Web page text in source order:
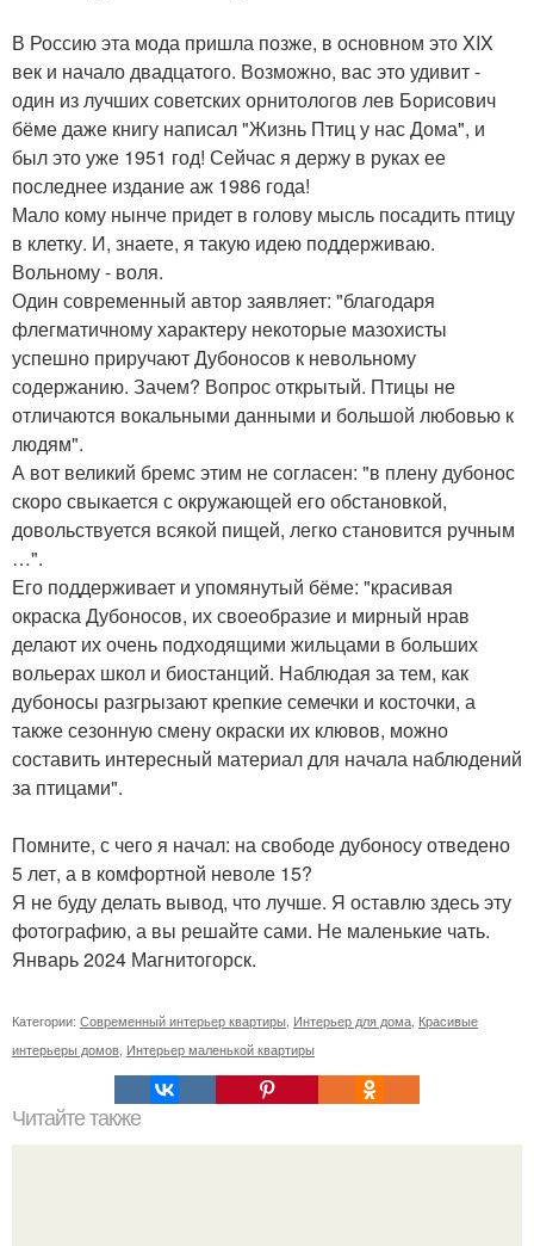
В Россию эта мода пришла позже, в основном это XIX
век и начало двадцатого. Возможно, вас это удивит -
один из лучших советских орнитологов лев Борисович
бёме даже книгу написал "Жизнь Птиц у нас Дома", и
был это уже 1951 год! Сейчас я держу в руках ее
последнее издание аж 1986 года!
Мало кому нынче придет в голову мысль посадить птицу
в клетку. И, знаете, я такую идею поддерживаю.
Вольному - воля.
Один современный автор заявляет: "благодаря
флегматичному характеру некоторые мазохисты
успешно приручают Дубоносов к невольному
содержанию. Зачем? Вопрос открытый. Птицы не
отличаются вокальными данными и большой любовью к
людям".
А вот великий бремс этим не согласен: "в плену дубонос
скоро свыкается с окружающей его обстановкой,
довольствуется всякой пищей, легко становится ручным
…".
Его поддерживает и упомянутый бёме: "красивая
окраска Дубоносов, их своеобразие и мирный нрав
делают их очень подходящими жильцами в больших
вольерах школ и биостанций. Наблюдая за тем, как
дубоносы разгрызают крепкие семечки и косточки, а
также сезонную смену окраски их клювов, можно
составить интересный материал для начала наблюдений
за птицами".
Помните, с чего я начал: на свободе дубоносу отведено
5 лет, а в комфортной неволе 15?
Я не буду делать вывод, что лучше. Я оставлю здесь эту
фотографию, а вы решайте сами. Не маленькие чать.
Январь 2024 Магнитогорск.
Категории: Современный интерьер квартиры Интерьер для дома Красивые
интерьеры домов Интерьер маленькой квартиры
Читайте также